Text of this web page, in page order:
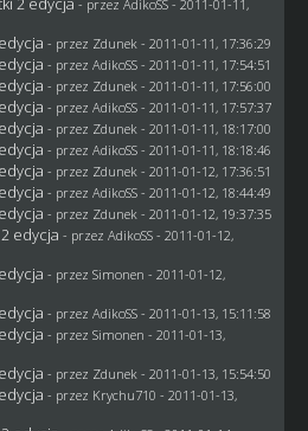
- przez AdikoSS - 2011-01-11,
- przez Zdunek - 2011-01-11, 17:36:29
- przez AdikoSS - 2011-01-11, 17:54:51
- przez Zdunek - 2011-01-11, 17:56:00
- przez AdikoSS - 2011-01-11, 17:57:37
- przez Zdunek - 2011-01-11, 18:17:00
- przez AdikoSS - 2011-01-11, 18:18:46
- przez Zdunek - 2011-01-12, 17:36:51
- przez AdikoSS - 2011-01-12, 18:44:49
- przez Zdunek - 2011-01-12, 19:37:35
edycja - przez AdikoSS - 2011-01-12,
- przez Simonen - 2011-01-12,
- przez AdikoSS - 2011-01-13, 15:11:58
- przez Simonen - 2011-01-13,
- przez Zdunek - 2011-01-13, 15:54:50
- przez Krychu710 - 2011-01-13,